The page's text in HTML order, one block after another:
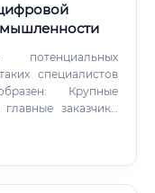
потенциальных
специалистов
Крупные
заказчики
"УЛК") активно